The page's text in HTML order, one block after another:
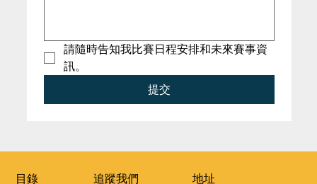
請隨時告知我比賽日程安排和未來賽事資
訊。
提交
​追蹤我們 ​地址
​目錄